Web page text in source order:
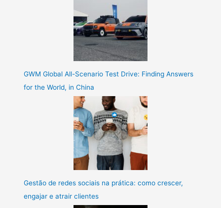
GWM Global All-Scenario Test Drive: Finding Answers
for the World, in China
Gestão de redes sociais na prática: como crescer,
engajar e atrair clientes